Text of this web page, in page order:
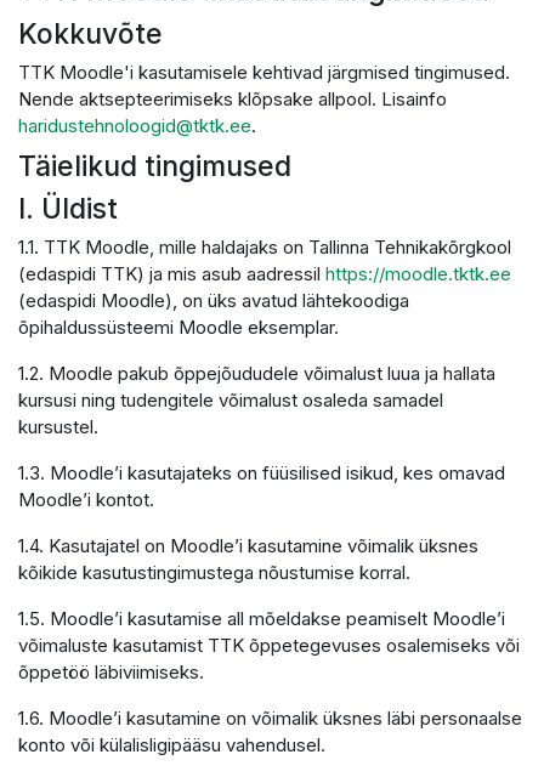
Kokkuvõte
TTK Moodle'i kasutamisele kehtivad järgmised tingimused.
Nende aktsepteerimiseks klõpsake allpool. Lisainfo
haridustehnoloogid@tktk.ee.
Täielikud tingimused
I. Üldist
1.1. TTK Moodle, mille haldajaks on Tallinna Tehnikakõrgkool
(edaspidi TTK) ja mis asub aadressil https://moodle.tktk.ee
(edaspidi Moodle), on üks avatud lähtekoodiga
õpihaldussüsteemi Moodle eksemplar.
1.2. Moodle pakub õppejõududele võimalust luua ja hallata
kursusi ning tudengitele võimalust osaleda samadel
kursustel.
1.3. Moodle’i kasutajateks on füüsilised isikud, kes omavad
Moodle’i kontot.
1.4. Kasutajatel on Moodle’i kasutamine võimalik üksnes
kõikide kasutustingimustega nõustumise korral.
1.5. Moodle’i kasutamise all mõeldakse peamiselt Moodle’i
võimaluste kasutamist TTK õppetegevuses osalemiseks või
õppetöö läbiviimiseks.
1.6. Moodle’i kasutamine on võimalik üksnes läbi personaalse
konto või külalisligipääsu vahendusel.